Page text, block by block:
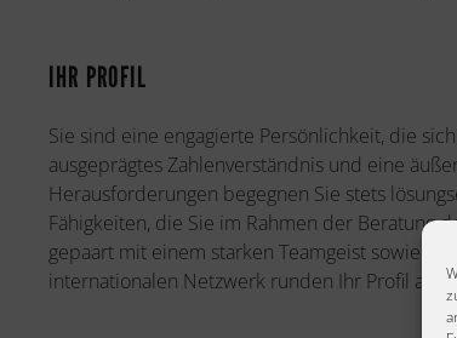
IHR PROFIL
Sie sind eine engagierte Persönlichkeit, die
ausgeprägtes Zahlenverständnis und eine
Herausforderungen begegnen Sie stets
Fähigkeiten, die Sie im Rahmen der Beratung
gepaart mit einem starken Teamgeist sowie
internationalen Netzwerk runden Ihr Profil ab.